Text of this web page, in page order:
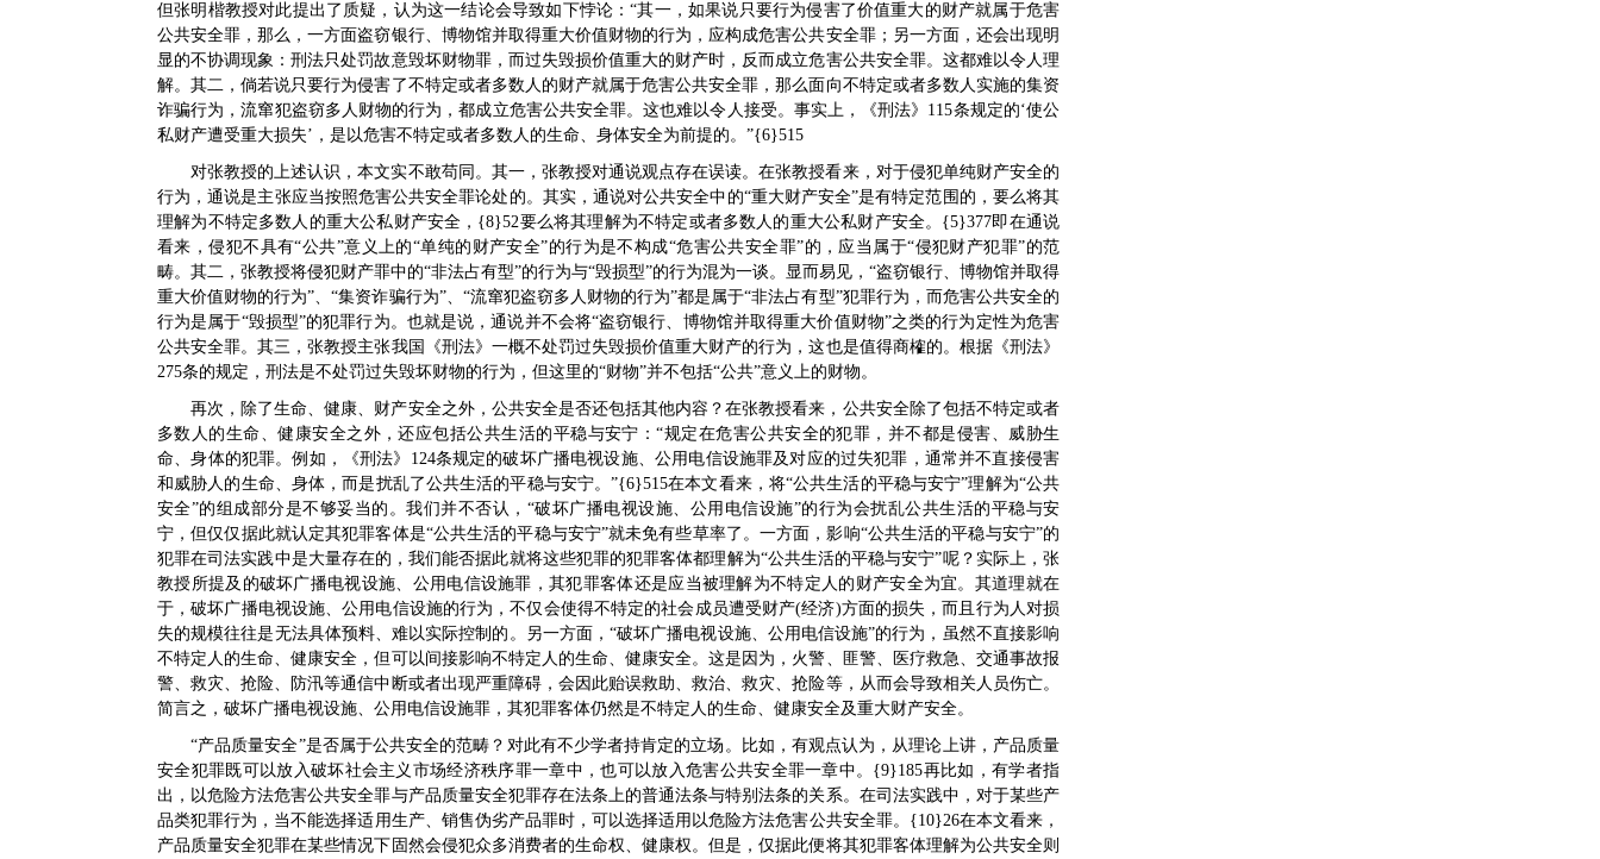
但张明楷教授对此提出了质疑，认为这一结论会导致如下悖论：“其一，如果说只要行为侵害了价值重大的财产就属于危害
公共安全罪，那么，一方面盗窃银行、博物馆并取得重大价值财物的行为，应构成危害公共安全罪；另一方面，还会出现明
显的不协调现象：刑法只处罚故意毁坏财物罪，而过失毁损价值重大的财产时，反而成立危害公共安全罪。这都难以令人理
解。其二，倘若说只要行为侵害了不特定或者多数人的财产就属于危害公共安全罪，那么面向不特定或者多数人实施的集资
诈骗行为，流窜犯盗窃多人财物的行为，都成立危害公共安全罪。这也难以令人接受。事实上，《刑法》115条规定的‘使公
私财产遭受重大损失’，是以危害不特定或者多数人的生命、身体安全为前提的。”{6}515
对张教授的上述认识，本文实不敢苟同。其一，张教授对通说观点存在误读。在张教授看来，对于侵犯单纯财产安全的
行为，通说是主张应当按照危害公共安全罪论处的。其实，通说对公共安全中的“重大财产安全”是有特定范围的，要么将其
理解为不特定多数人的重大公私财产安全，{8}52要么将其理解为不特定或者多数人的重大公私财产安全。{5}377即在通说
看来，侵犯不具有“公共”意义上的“单纯的财产安全”的行为是不构成“危害公共安全罪”的，应当属于“侵犯财产犯罪”的范
畴。其二，张教授将侵犯财产罪中的“非法占有型”的行为与“毁损型”的行为混为一谈。显而易见，“盗窃银行、博物馆并取得
重大价值财物的行为”、“集资诈骗行为”、“流窜犯盗窃多人财物的行为”都是属于“非法占有型”犯罪行为，而危害公共安全的
行为是属于“毁损型”的犯罪行为。也就是说，通说并不会将“盗窃银行、博物馆并取得重大价值财物”之类的行为定性为危害
公共安全罪。其三，张教授主张我国《刑法》一概不处罚过失毁损价值重大财产的行为，这也是值得商榷的。根据《刑法》
275条的规定，刑法是不处罚过失毁坏财物的行为，但这里的“财物”并不包括“公共”意义上的财物。
再次，除了生命、健康、财产安全之外，公共安全是否还包括其他内容？在张教授看来，公共安全除了包括不特定或者
多数人的生命、健康安全之外，还应包括公共生活的平稳与安宁：“规定在危害公共安全的犯罪，并不都是侵害、威胁生
命、身体的犯罪。例如，《刑法》124条规定的破坏广播电视设施、公用电信设施罪及对应的过失犯罪，通常并不直接侵害
和威胁人的生命、身体，而是扰乱了公共生活的平稳与安宁。”{6}515在本文看来，将“公共生活的平稳与安宁”理解为“公共
安全”的组成部分是不够妥当的。我们并不否认，“破坏广播电视设施、公用电信设施”的行为会扰乱公共生活的平稳与安
宁，但仅仅据此就认定其犯罪客体是“公共生活的平稳与安宁”就未免有些草率了。一方面，影响“公共生活的平稳与安宁”的
犯罪在司法实践中是大量存在的，我们能否据此就将这些犯罪的犯罪客体都理解为“公共生活的平稳与安宁”呢？实际上，张
教授所提及的破坏广播电视设施、公用电信设施罪，其犯罪客体还是应当被理解为不特定人的财产安全为宜。其道理就在
于，破坏广播电视设施、公用电信设施的行为，不仅会使得不特定的社会成员遭受财产(经济)方面的损失，而且行为人对损
失的规模往往是无法具体预料、难以实际控制的。另一方面，“破坏广播电视设施、公用电信设施”的行为，虽然不直接影响
不特定人的生命、健康安全，但可以间接影响不特定人的生命、健康安全。这是因为，火警、匪警、医疗救急、交通事故报
警、救灾、抢险、防汛等通信中断或者出现严重障碍，会因此贻误救助、救治、救灾、抢险等，从而会导致相关人员伤亡。
简言之，破坏广播电视设施、公用电信设施罪，其犯罪客体仍然是不特定人的生命、健康安全及重大财产安全。
“产品质量安全”是否属于公共安全的范畴？对此有不少学者持肯定的立场。比如，有观点认为，从理论上讲，产品质量
安全犯罪既可以放入破坏社会主义市场经济秩序罪一章中，也可以放入危害公共安全罪一章中。{9}185再比如，有学者指
出，以危险方法危害公共安全罪与产品质量安全犯罪存在法条上的普通法条与特别法条的关系。在司法实践中，对于某些产
品类犯罪行为，当不能选择适用生产、销售伪劣产品罪时，可以选择适用以危险方法危害公共安全罪。{10}26在本文看来，
产品质量安全犯罪在某些情况下固然会侵犯众多消费者的生命权、健康权。但是，仅据此便将其犯罪客体理解为公共安全则